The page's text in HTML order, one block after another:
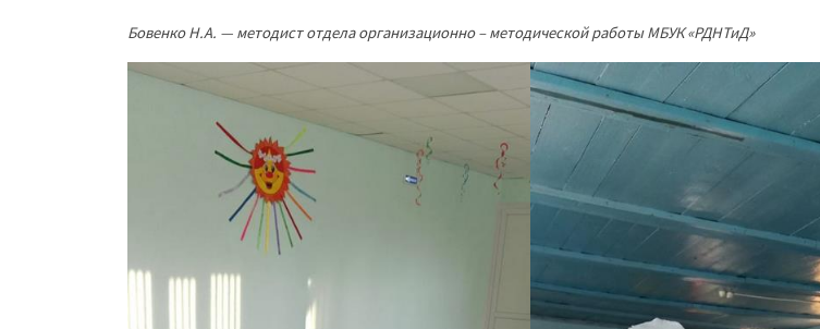
Бовенко Н.А. — методист отдела организационно – методической работы МБУК «РДНТиД»